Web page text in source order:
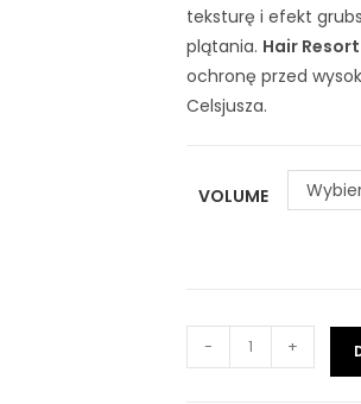
teksturę i efekt
plątania. Hair
ochronę przed
Celsjusza.
VOLUME
- +